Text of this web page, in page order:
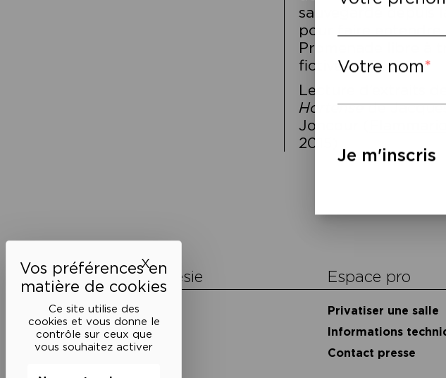
Ce site utilise des
cookies et vous donne le
contrôle sur ceux que
vous souhaitez activer
XMasquer le bandeau des cookies
sauvegarde depuis
pour faire entendre
Promenade libre à
fictive.
Lecture d’extraits de
Hortensede
Joncour (
2015)
l’article
La Maison de la Poésie
Découvrir
En photos
Historique
Nos partenaires
Espace pro
Privatiser une salle
Informations
Contact presse
Votre nom
Je m'inscris